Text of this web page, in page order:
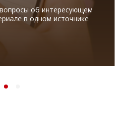
об интересующем
в одном источнике